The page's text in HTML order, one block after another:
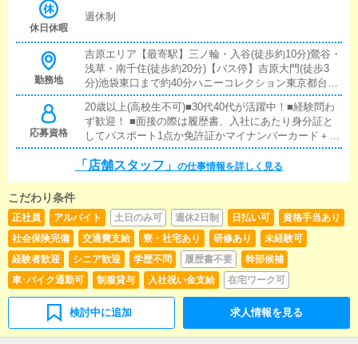
方もいるかと思いますが、タイピングがゆっくりでも
ため、難しい操作などはございませんのでご安心くだ
さい。■備品の補充重たい荷物を運んだりすることをイ
メージされがちですが、容器に移し替えたり、包装し
てあったものを剥がすなど、軽作業ばかりです。その
他にも清掃業務などもございますが、一般家庭で行う
ような清掃と変わりはなく、特別なスキルは必要ござ
いませんのでご安心ください。先輩スタッフの指導の
下、1つ1つ順を追って覚えて頂きますので、一度にす
べて覚えるといったことはございません。お仕事に慣
れるまでは、しっかりとサポートする教育体制が整っ
休日休暇
週休制
勤務地
吉原エリア【最寄駅】三ノ輪・入谷(徒歩約10分)鶯谷・
浅草・南千住(徒歩約20分)【バス停】吉原大門(徒歩3
分)池袋東口まで約40分ハニーコレクション東京都台東
区千束4-30-8ハニーカンパニー東京都台東区千束4-41-6
メイドマスター東京都台東区千束3-29-14グッドワイフ
東京都台東区千束4-26-10
応募資格
20歳以上(高校生不可)■30代40代が活躍中！■経験問わ
ず歓迎！ ■面接の際は履歴書、入社にあたり身分証と
してパスポート1点か免許証かマイナンバーカード＋住
民票本籍地記載2点のどちらかが必要になります。 ■面
接の際はスーツをお持ちの方は着用でお越しくださ
「店舗スタッフ」 の仕事情報を詳しく見る
こだわり条件
正社員 アルバイト 土日のみ可 週休2日制 日払い可
資格手当あり
社会保険完備
交通費支給 寮・社宅あり 研修あり
未経験可
経験者歓迎
シニア歓迎 学歴不問 履歴書不要
幹部候補
車･バイク通勤可
制服貸与 入社祝い金支給 在宅ワーク可
検討中に追加 求人情報を見る